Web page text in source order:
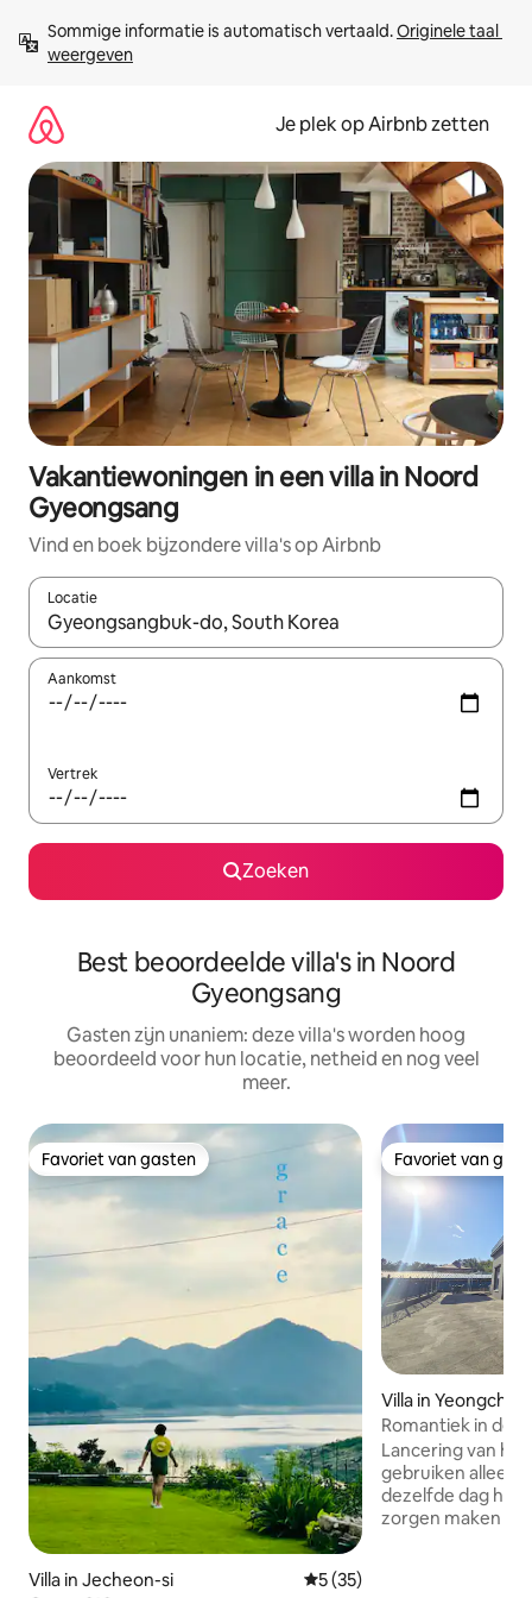
direct
naar
Sommige informatie is automatisch vertaald. Originele taal
weergeven
Je plek op Airbnb zetten
Vakantiewoningen in een villa in Noord
Gyeongsang
Vind en boek bijzondere villa's op Airbnb
Locatie
Wanneer er resultaten beschikbaar zijn, maak je een keuze
Aankomst
Vertrek
Zoeken
Best beoordeelde villa's in Noord
Gyeongsang
Gasten zijn unaniem: deze villa's worden hoog
beoordeeld voor hun locatie, netheid en nog veel
meer.
Favoriet van gasten
Favoriet van gasten
Villa in Jecheon-si Gemiddelde beoordeling
5 (35)
Favoriet van
Favoriet van
Villa in
Romantiek in de
verdieping,
kinderen)/
op het reservoir/
Lancering van het
gebruiken alleen
dezelfde dag
zorgen maken